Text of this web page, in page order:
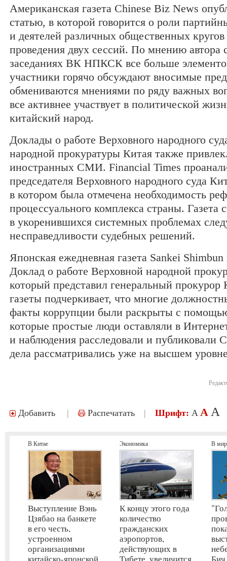
Американская газета Chinese Biz News
статью, в которой говорится о роли
и деятелей различных общественных кругов
проведения двух сессий. По мнению автора
заседаниях ВК НПКСК все больше
участники горячо обсуждают вносимые
обмениваются мнениями по ряду важных
все активнее участвует в политической
китайский народ.
Доклады о работе Верховного народного
народной прокуратуры Китая также
иностранных СМИ. Financial Times
председателя Верховного народного суда
в котором была отмечена необходимость
процессуального комплекса страны. Газета
в укоренившихся системных проблемах
несправедливости судебных решений.
Японская ежедневная газета Sankei
Доклад о работе Верховной народной
который представил генеральный
газеты подчеркивает, что многие
факты коррупции были раскрыты с
которые простые люди оставляли в
и наблюдения расследовали и публиковали
дела рассматривались уже на высшем
Добавить | Распечатать | Шрифт: A A A
В Китае
Выступление Вэнь
Цзябао на банкете
в его честь,
устроенном
организациями
Экономика
К концу этого года
количество
гражданских
аэропортов,
действующих в
В